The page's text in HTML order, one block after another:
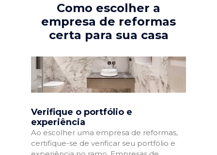
Como escolher a
empresa de reformas
certa para sua casa
Verifique o portfólio e
experiência
Ao escolher uma empresa de reformas,
certifique-se de verificar seu portfólio e